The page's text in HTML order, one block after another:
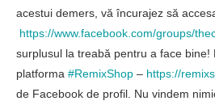
acestui demers, vă încurajez să
https://www.facebook.com/groups/
surplusul la treabă pentru a face
platforma #RemixShop – https://
de Facebook de profil. Nu vindem